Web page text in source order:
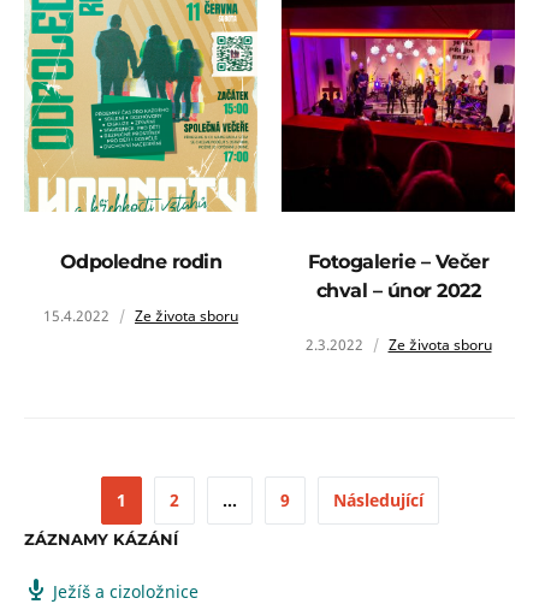
Odpoledne rodin
15.4.2022 Ze života sboru
Fotogalerie – Večer
chval – únor 2022
2.3.2022 Ze života sboru
1 2 … 9 Následující
ZÁZNAMY KÁZÁNÍ
Ježíš a cizoložnice